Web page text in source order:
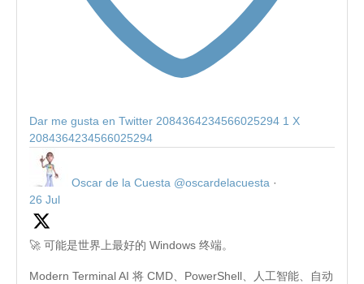
Dar me gusta en Twitter 2084364234566025294 1 X
2084364234566025294
Oscar de la Cuesta @oscardelacuesta ·
26 Jul
🚀 可能是世界上最好的 Windows 终端。
Modern Terminal AI 将 CMD、PowerShell、人工智能、自动